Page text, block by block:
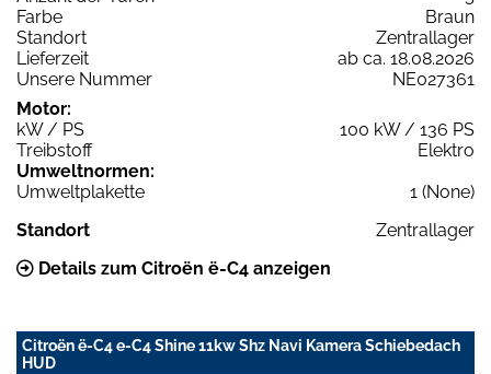
Farbe
Braun
Standort
Zentrallager
Lieferzeit
ab ca. 18.08.2026
Unsere Nummer
NE027361
Motor:
kW / PS
100 kW / 136 PS
Treibstoff
Elektro
Umweltnormen:
Umweltplakette
1 (None)
Standort
Zentrallager
Details zum Citroën ë-C4 anzeigen
Citroën ë-C4 e-C4 Shine 11kw Shz Navi Kamera Schiebedach
HUD